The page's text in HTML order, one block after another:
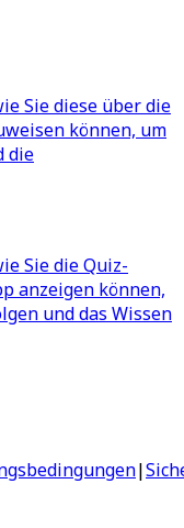
Sie diese über die
können, um
die
Sie die Quiz-
anzeigen können,
und das Wissen
|